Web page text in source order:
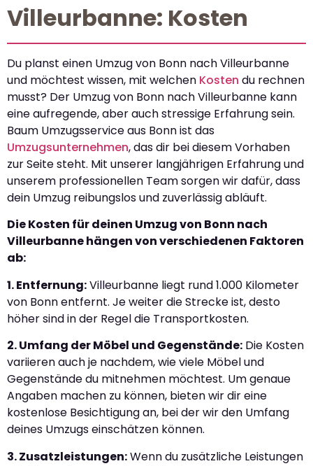
Villeurbanne: Kosten
Du planst einen Umzug von Bonn nach Villeurbanne
und möchtest wissen, mit welchen Kosten du rechnen
musst? Der Umzug von Bonn nach Villeurbanne kann
eine aufregende, aber auch stressige Erfahrung sein.
Baum Umzugsservice aus Bonn ist das
Umzugsunternehmen, das dir bei diesem Vorhaben
zur Seite steht. Mit unserer langjährigen Erfahrung und
unserem professionellen Team sorgen wir dafür, dass
dein Umzug reibungslos und zuverlässig abläuft.
Die Kosten für deinen Umzug von Bonn nach
Villeurbanne hängen von verschiedenen Faktoren
ab:
1. Entfernung:Villeurbanne liegt rund 1.000 Kilometer
von Bonn entfernt. Je weiter die Strecke ist, desto
höher sind in der Regel die Transportkosten.
2. Umfang der Möbel und Gegenstände: Die Kosten
variieren auch je nachdem, wie viele Möbel und
Gegenstände du mitnehmen möchtest. Um genaue
Angaben machen zu können, bieten wir dir eine
kostenlose Besichtigung an, bei der wir den Umfang
deines Umzugs einschätzen können.
3. Zusatzleistungen:Wenn du zusätzliche Leistungen